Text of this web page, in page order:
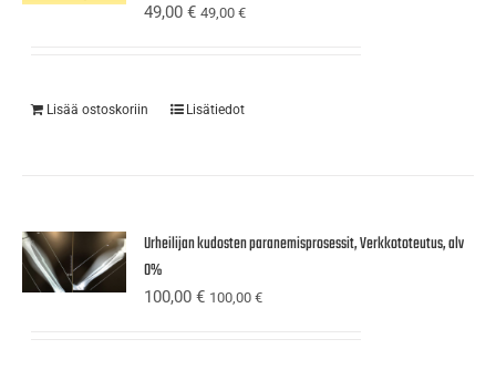
49,00€ 49,00€
Lisää ostoskoriin Lisätiedot
Urheilijan kudosten paranemisprosessit, Verkkototeutus, alv
0%
100,00€ 100,00€